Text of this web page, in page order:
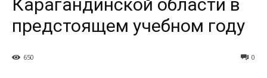
Карагандинской области в
предстоящем учебном году
0
650